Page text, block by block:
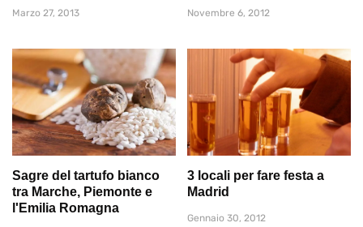
Marzo 27, 2013 Novembre 6, 2012
Sagre del tartufo bianco
tra Marche, Piemonte e
l'Emilia Romagna
3 locali per fare festa a
Madrid
Gennaio 30, 2012